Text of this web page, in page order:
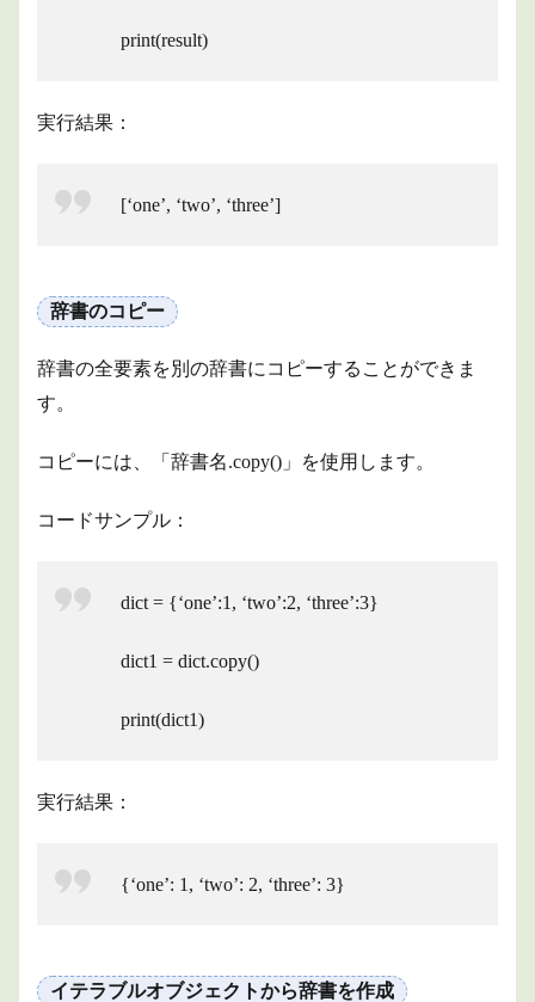
print(result)
実行結果：
[‘one’, ‘two’, ‘three’]
辞書のコピー
辞書の全要素を別の辞書にコピーすることができま
す。
コピーには、「辞書名.copy()」を使用します。
コードサンプル：
dict = {‘one’:1, ‘two’:2, ‘three’:3}
dict1 = dict.copy()
print(dict1)
実行結果：
{‘one’: 1, ‘two’: 2, ‘three’: 3}
イテラブルオブジェクトから辞書を作成